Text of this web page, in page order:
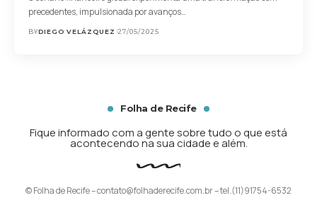
precedentes, impulsionada por avanços…
BYDIEGO VELÁZQUEZ 27/05/2025
Folha de Recife
Fique informado com a gente sobre tudo o que está
acontecendo na sua cidade e além.
© Folha de Recife –contato@folhaderecife.com.br– tel.(11)91754-6532